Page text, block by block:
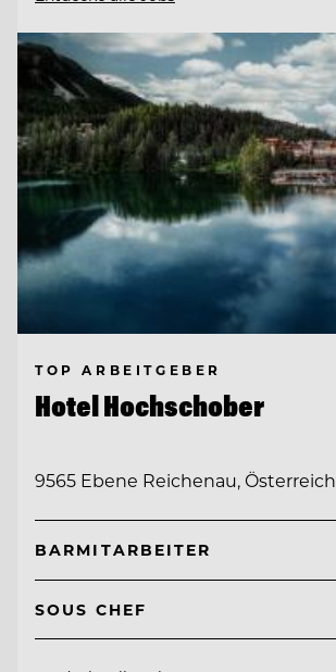
TOP ARBEITGEBER
Hotel Hochschober
9565 Ebene Reichenau, Österreich
BARMITARBEITER
SOUS CHEF